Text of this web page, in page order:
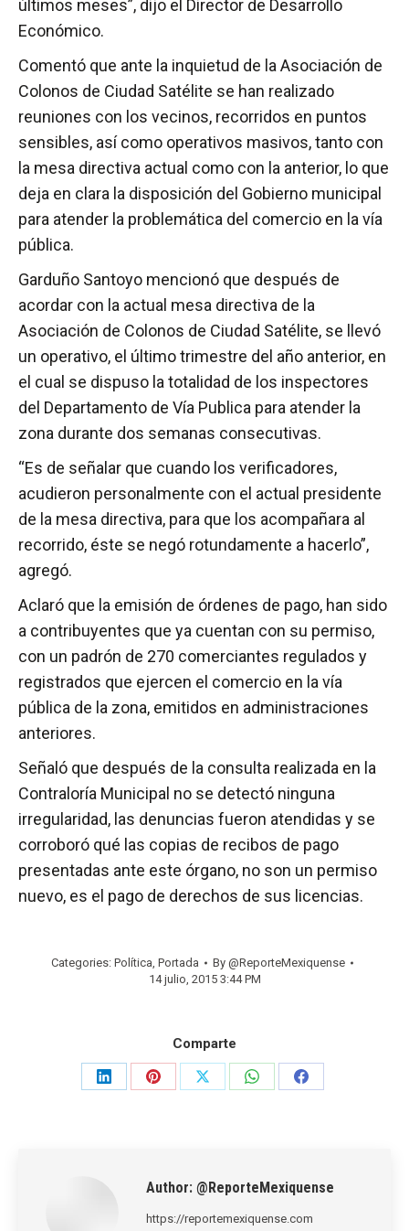
últimos meses”, dijo el Director de Desarrollo
Económico.
Comentó que ante la inquietud de la Asociación de
Colonos de Ciudad Satélite se han realizado
reuniones con los vecinos, recorridos en puntos
sensibles, así como operativos masivos, tanto con
la mesa directiva actual como con la anterior, lo que
deja en clara la disposición del Gobierno municipal
para atender la problemática del comercio en la vía
pública.
Garduño Santoyo mencionó que después de
acordar con la actual mesa directiva de la
Asociación de Colonos de Ciudad Satélite, se llevó
un operativo, el último trimestre del año anterior, en
el cual se dispuso la totalidad de los inspectores
del Departamento de Vía Publica para atender la
zona durante dos semanas consecutivas.
“Es de señalar que cuando los verificadores,
acudieron personalmente con el actual presidente
de la mesa directiva, para que los acompañara al
recorrido, éste se negó rotundamente a hacerlo”,
agregó.
Aclaró que la emisión de órdenes de pago, han sido
a contribuyentes que ya cuentan con su permiso,
con un padrón de 270 comerciantes regulados y
registrados que ejercen el comercio en la vía
pública de la zona, emitidos en administraciones
anteriores.
Señaló que después de la consulta realizada en la
Contraloría Municipal no se detectó ninguna
irregularidad, las denuncias fueron atendidas y se
corroboró qué las copias de recibos de pago
presentadas ante este órgano, no son un permiso
nuevo, es el pago de derechos de sus licencias.
Categories: Política, Portada By @ReporteMexiquense
14 julio, 2015 3:44 PM
Comparte
Share
Share
Share
Share
Share
Author: @ReporteMexiquense
https://reportemexiquense.com